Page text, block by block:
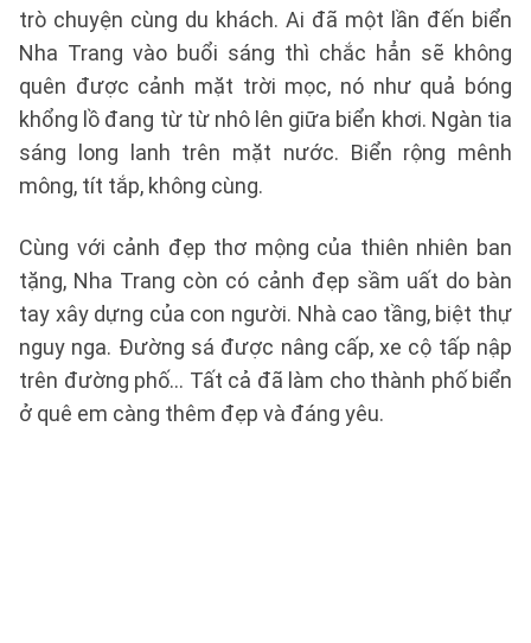
trò chuyện cùng du khách. Ai đã một lần đến biển
Nha Trang vào buổi sáng thì chắc hẳn sẽ không
quên được cảnh mặt trời mọc, nó như quả bóng
khổng lồ đang từ từ nhô lên giữa biển khơi. Ngàn tia
sáng long lanh trên mặt nước. Biển rộng mênh
mông, tít tắp, không cùng.
Cùng với cảnh đẹp thơ mộng của thiên nhiên ban
tặng, Nha Trang còn có cảnh đẹp sầm uất do bàn
tay xây dựng của con người. Nhà cao tầng, biệt thự
nguy nga. Đường sá được nâng cấp, xe cộ tấp nập
trên đường phố... Tất cả đã làm cho thành phố biển
ở quê em càng thêm đẹp và đáng yêu.